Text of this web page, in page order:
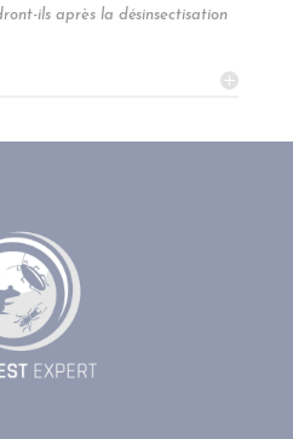
ils après la désinsectisation